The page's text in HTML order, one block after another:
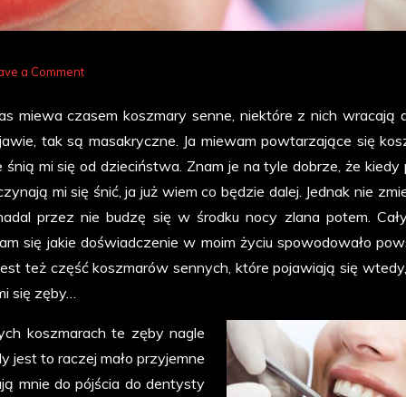
a Commenton
śnią
się
zepsute
zęby
miewa czasem koszmary senne, niektóre z nich wracają
tak są masakryczne. Ja miewam powtarzające się
śnią mi się od dzieciństwa. Znam je na tyle dobrze, że kiedy
mi się śnić, ja już wiem co będzie dalej. Jednak nie
przez nie budzę się w środku nocy zlana potem.
się jakie doświadczenie w moim życiu spowodowało
też część koszmarów sennych, które pojawiają się
się zęby…
koszmarach te zęby nagle
jest to raczej mało przyjemne
mnie do pójścia do dentysty